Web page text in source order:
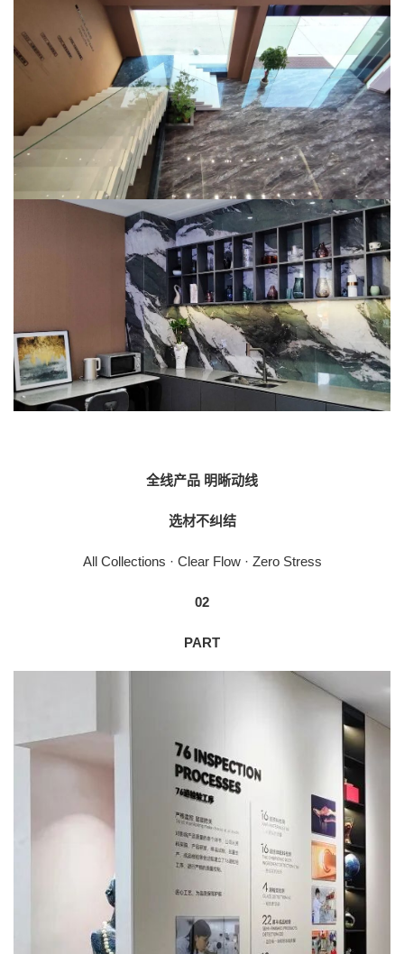
全线产品 明晰动线
选材不纠结
All Collections · Clear Flow · Zero Stress
02
PART